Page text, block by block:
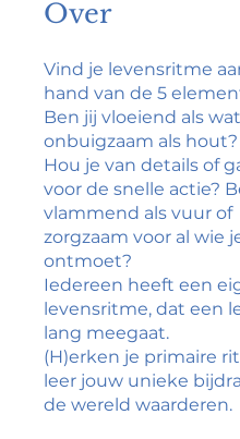
Over
Vind je levensritme
hand van de 5
Ben jij vloeiend als
onbuigzaam als hout?
Hou je van details of
voor de snelle actie?
vlammend als vuur of
zorgzaam voor al wie
ontmoet?
Iedereen heeft een
levensritme, dat een
lang meegaat.
(H)erken je primaire
leer jouw unieke
de wereld waarderen.